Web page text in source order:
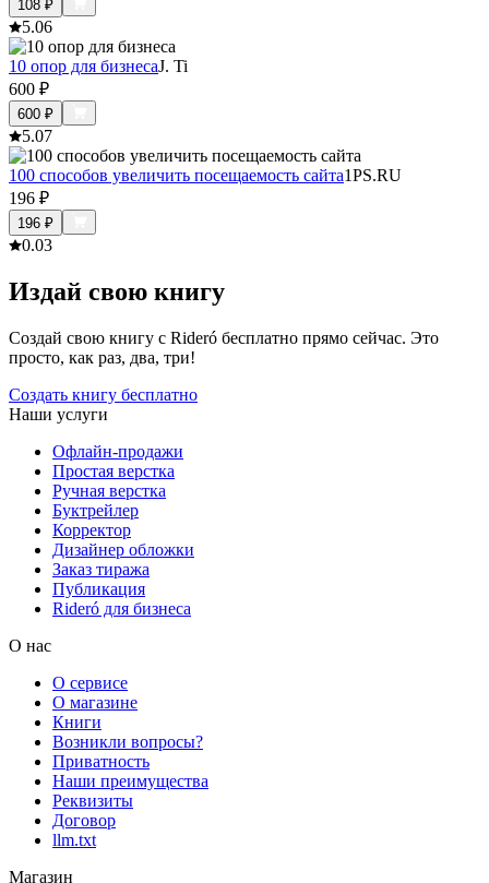
108 ₽
5.06
10 опор для бизнесаJ. Ti
600 ₽
600 ₽
5.07
100 способов увеличить посещаемость сайта1PS.RU
196 ₽
196 ₽
0.03
Издай свою книгу
Создай свою книгу с Rideró бесплатно прямо сейчас. Это
просто, как раз, два, три!
Создать книгу бесплатно
Наши услуги
Офлайн-продажи
Простая верстка
Ручная верстка
Буктрейлер
Корректор
Дизайнер обложки
Заказ тиража
Публикация
Rideró для бизнеса
О нас
О сервисе
О магазине
Книги
Возникли вопросы?
Приватность
Наши преимущества
Реквизиты
Договор
llm.txt
Магазин